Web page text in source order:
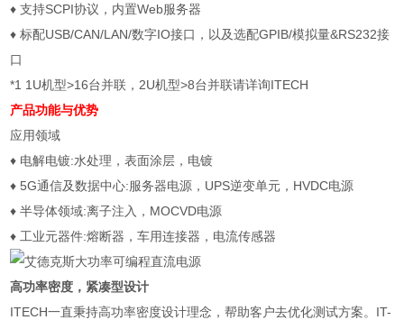
♦ 支持SCPI协议，内置Web服务器
♦ 标配USB/CAN/LAN/数字IO接口，以及选配GPIB/模拟量&RS232接
口
*1 1U机型>16台并联，2U机型>8台并联请详询ITECH
产品功能与优势
应用领域
♦ 电解电镀:水处理，表面涂层，电镀
♦ 5G通信及数据中心:服务器电源，UPS逆变单元，HVDC电源
♦ 半导体领域:离子注入，MOCVD电源
♦ 工业元器件:熔断器，车用连接器，电流传感器
高功率密度，紧凑型设计
ITECH一直秉持高功率密度设计理念，帮助客户去优化测试方案。IT-